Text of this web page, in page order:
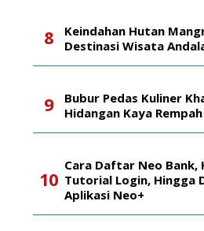
Keindahan Hutan
Destinasi Wisata
Bubur Pedas Kuliner
Hidangan Kaya
Cara Daftar Neo Bank,
Tutorial Login, Hingga
Aplikasi Neo+